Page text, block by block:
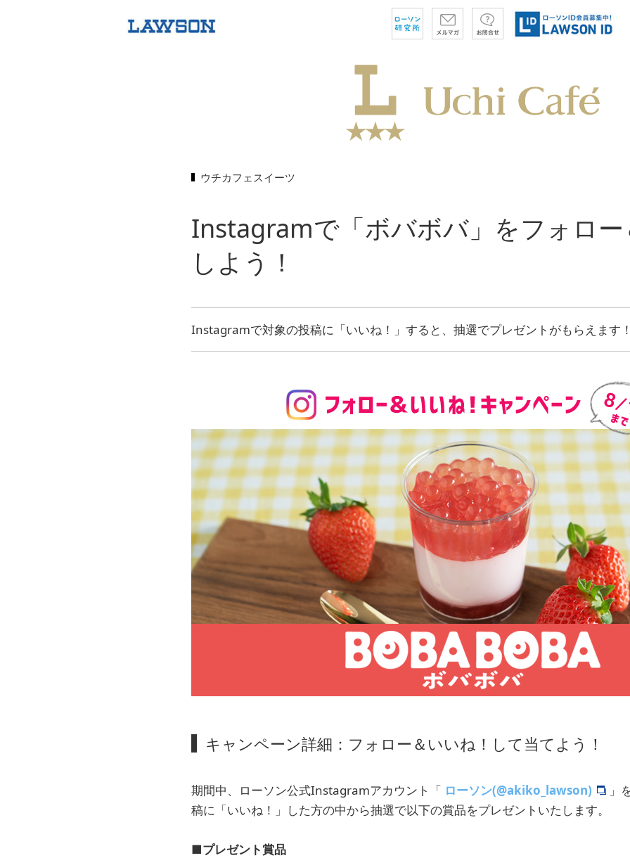
ウチカフェスイーツ
Instagramで「ボバボバ」をフォロ
しよう！
Instagramで対象の投稿に「いいね！」すると、抽選でプレゼントがもらえます
キャンペーン詳細：フォロー＆いいね！して当てよう！
期間中、ローソン公式Instagramアカウント「 ローソン(@akiko_lawson)
」
稿に「いいね！」した方の中から抽選で以下の賞品をプレゼントいたします。
■プレゼント賞品